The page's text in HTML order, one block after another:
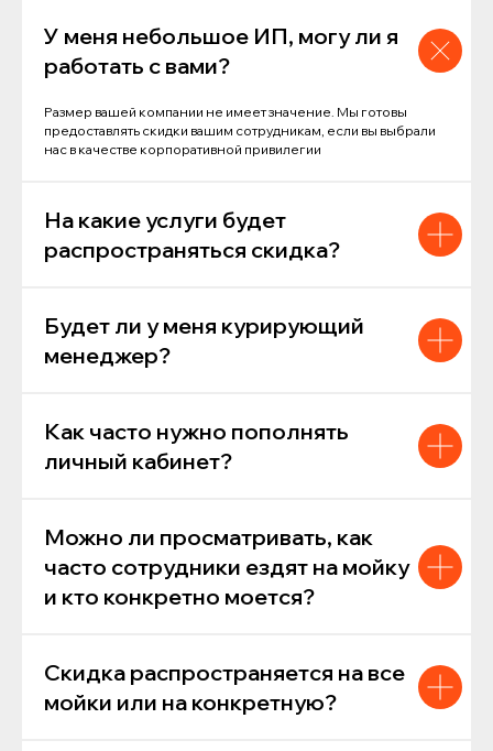
У меня небольшое ИП, могу ли я
работать с вами?
Размер вашей компании не имеет значение. Мы готовы
предоставлять скидки вашим сотрудникам, если вы выбрали
нас в качестве корпоративной привилегии
На какие услуги будет
распространяться скидка?
Будет ли у меня курирующий
менеджер?
Как часто нужно пополнять
личный кабинет?
Можно ли просматривать, как
часто сотрудники ездят на мойку
и кто конкретно моется?
Скидка распространяется на все
мойки или на конкретную?